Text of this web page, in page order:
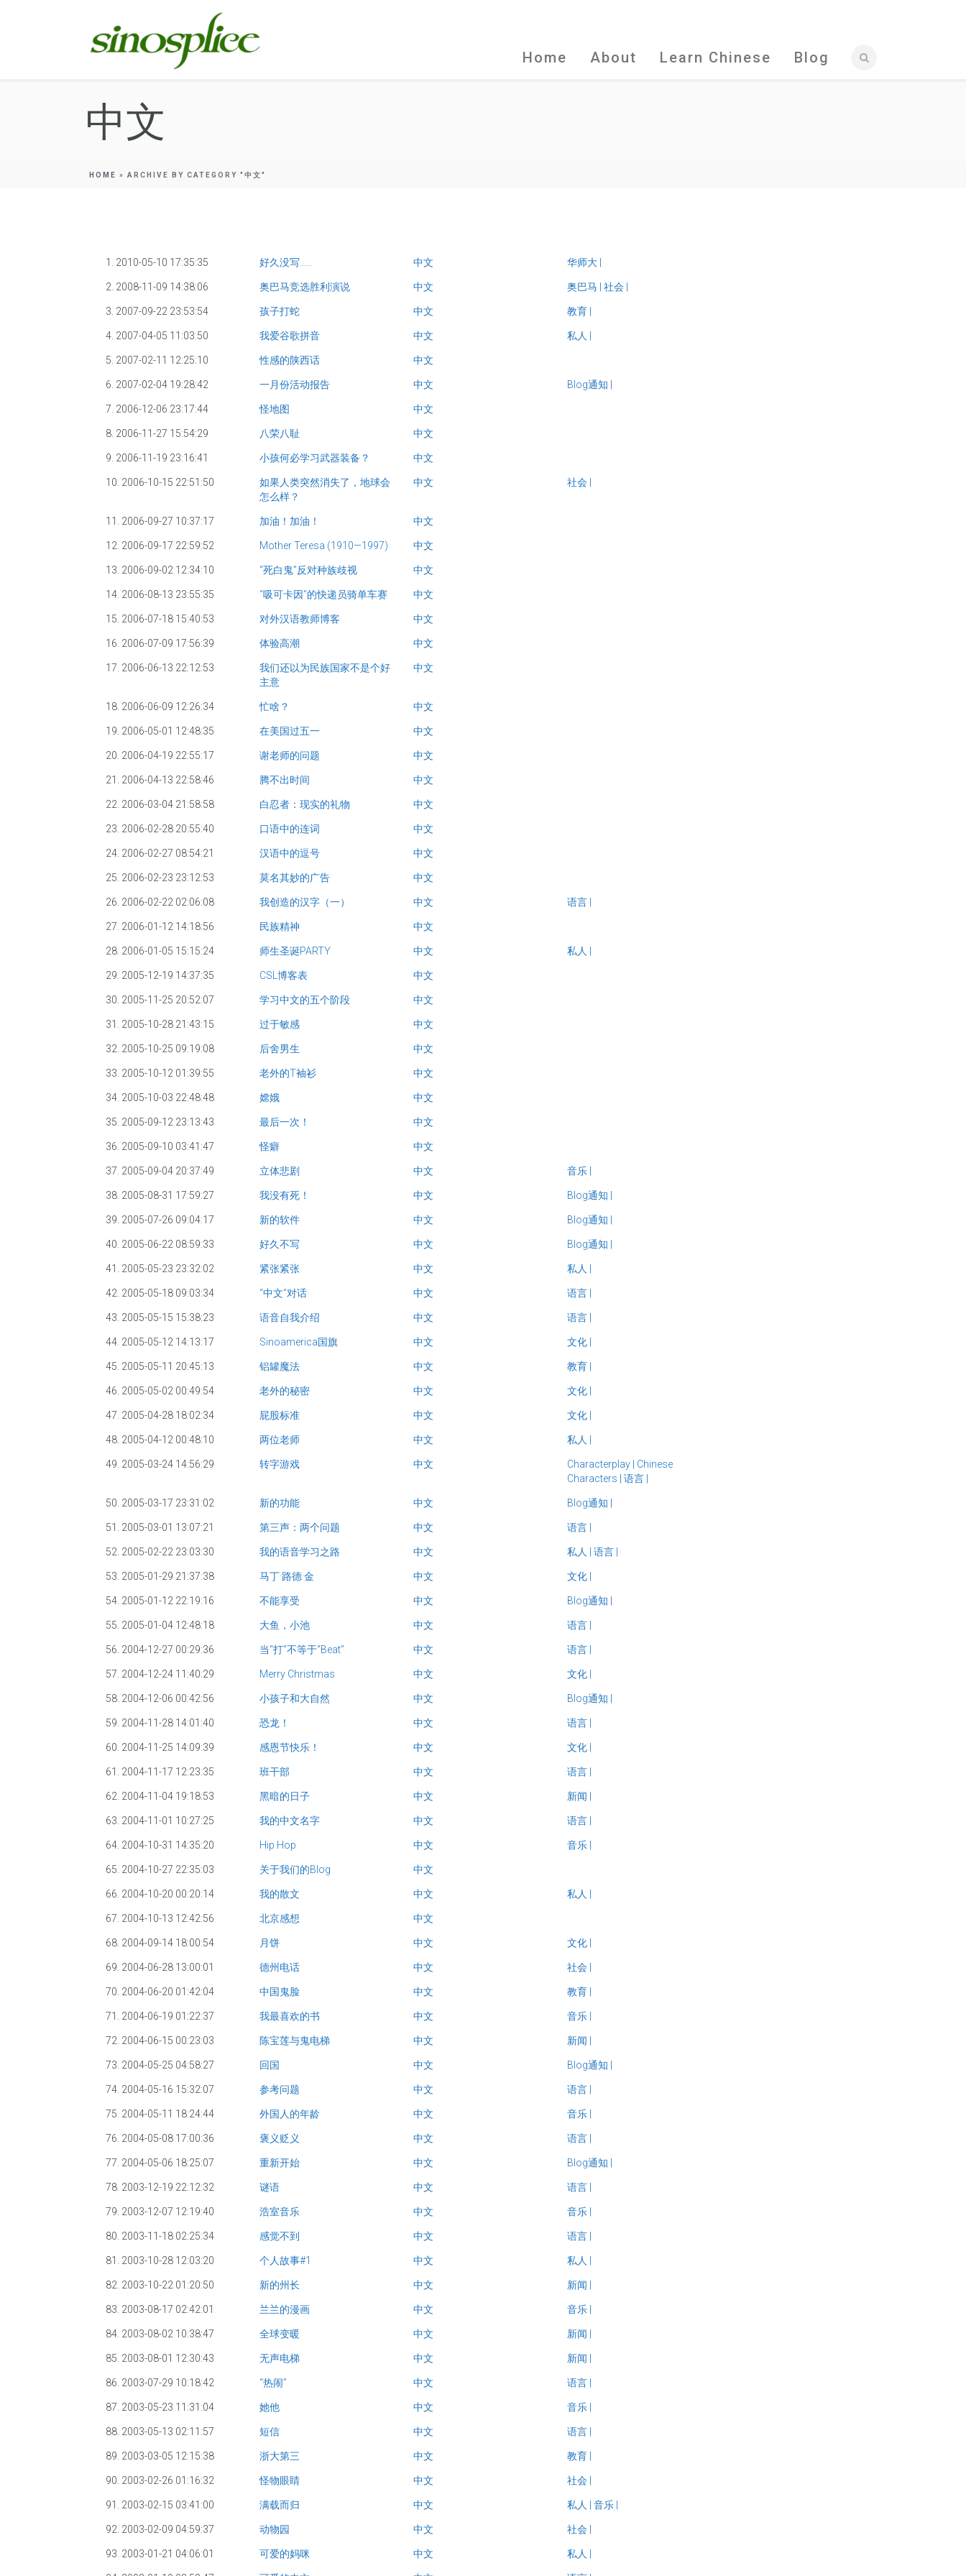
Home About Learn Chinese Blog
中文
HOME » ARCHIVE BY CATEGORY "中文"
1. 2010-05-10 17:35:35 好久没写…… 中文 华师大
2. 2008-11-09 14:38:06 奥巴马竞选胜利演说 中文 奥巴马 社会
3. 2007-09-22 23:53:54 孩子打蛇 中文 教育
4. 2007-04-05 11:03:50 我爱谷歌拼音 中文 私人
5. 2007-02-11 12:25:10 性感的陕西话 中文
6. 2007-02-04 19:28:42 一月份活动报告 中文 Blog通知
7. 2006-12-06 23:17:44 怪地图 中文
8. 2006-11-27 15:54:29 八荣八耻 中文
9. 2006-11-19 23:16:41 小孩何必学习武器装备？ 中文
10. 2006-10-15 22:51:50
如果人类突然消失了，地球会
怎么样？
中文 社会
11. 2006-09-27 10:37:17 加油！加油！ 中文
12. 2006-09-17 22:59:52 Mother Teresa (1910—1997) 中文
13. 2006-09-02 12:34:10 “死白鬼”反对种族歧视 中文
14. 2006-08-13 23:55:35 “吸可卡因”的快递员骑单车赛 中文
15. 2006-07-18 15:40:53 对外汉语教师博客 中文
16. 2006-07-09 17:56:39 体验高潮 中文
17. 2006-06-13 22:12:53
我们还以为民族国家不是个好
主意
中文
18. 2006-06-09 12:26:34 忙啥？ 中文
19. 2006-05-01 12:48:35 在美国过五一 中文
20. 2006-04-19 22:55:17 谢老师的问题 中文
21. 2006-04-13 22:58:46 腾不出时间 中文
22. 2006-03-04 21:58:58 白忍者：现实的礼物 中文
23. 2006-02-28 20:55:40 口语中的连词 中文
24. 2006-02-27 08:54:21 汉语中的逗号 中文
25. 2006-02-23 23:12:53 莫名其妙的广告 中文
26. 2006-02-22 02:06:08 我创造的汉字（一） 中文 语言
27. 2006-01-12 14:18:56 民族精神 中文
28. 2006-01-05 15:15:24 师生圣诞PARTY 中文 私人
29. 2005-12-19 14:37:35 CSL博客表 中文
30. 2005-11-25 20:52:07 学习中文的五个阶段 中文
31. 2005-10-28 21:43:15 过于敏感 中文
32. 2005-10-25 09:19:08 后舍男生 中文
33. 2005-10-12 01:39:55 老外的T袖衫 中文
34. 2005-10-03 22:48:48 嫦娥 中文
35. 2005-09-12 23:13:43 最后一次！ 中文
36. 2005-09-10 03:41:47 怪癖 中文
37. 2005-09-04 20:37:49 立体悲剧 中文 音乐
38. 2005-08-31 17:59:27 我没有死！ 中文 Blog通知
39. 2005-07-26 09:04:17 新的软件 中文 Blog通知
40. 2005-06-22 08:59:33 好久不写 中文 Blog通知
41. 2005-05-23 23:32:02 紧张紧张 中文 私人
42. 2005-05-18 09:03:34 “中文”对话 中文 语言
43. 2005-05-15 15:38:23 语音自我介绍 中文 语言
44. 2005-05-12 14:13:17 Sinoamerica国旗 中文 文化
45. 2005-05-11 20:45:13 铝罐魔法 中文 教育
46. 2005-05-02 00:49:54 老外的秘密 中文 文化
47. 2005-04-28 18:02:34 屁股标准 中文 文化
48. 2005-04-12 00:48:10 两位老师 中文 私人
49. 2005-03-24 14:56:29 转字游戏 中文 Characterplay
Chinese
Characters
语言
50. 2005-03-17 23:31:02 新的功能 中文 Blog通知
51. 2005-03-01 13:07:21 第三声：两个问题 中文 语言
52. 2005-02-22 23:03:30 我的语音学习之路 中文 私人 语言
53. 2005-01-29 21:37:38 马丁·路德·金 中文 文化
54. 2005-01-12 22:19:16 不能享受 中文 Blog通知
55. 2005-01-04 12:48:18 大鱼，小池 中文 语言
56. 2004-12-27 00:29:36 当“打”不等于“beat” 中文 语言
57. 2004-12-24 11:40:29 Merry Christmas 中文 文化
58. 2004-12-06 00:42:56 小孩子和大自然 中文 Blog通知
59. 2004-11-28 14:01:40 恐龙！ 中文 语言
60. 2004-11-25 14:09:39 感恩节快乐！ 中文 文化
61. 2004-11-17 12:23:35 班干部 中文 语言
62. 2004-11-04 19:18:53 黑暗的日子 中文 新闻
63. 2004-11-01 10:27:25 我的中文名字 中文 语言
64. 2004-10-31 14:35:20 Hip Hop 中文 音乐
65. 2004-10-27 22:35:03 关于我们的blog 中文
66. 2004-10-20 00:20:14 我的散文 中文 私人
67. 2004-10-13 12:42:56 北京感想 中文
68. 2004-09-14 18:00:54 月饼 中文 文化
69. 2004-06-28 13:00:01 德州电话 中文 社会
70. 2004-06-20 01:42:04 中国鬼脸 中文 教育
71. 2004-06-19 01:22:37 我最喜欢的书 中文 音乐
72. 2004-06-15 00:23:03 陈宝莲与鬼电梯 中文 新闻
73. 2004-05-25 04:58:27 回国 中文 Blog通知
74. 2004-05-16 15:32:07 参考问题 中文 语言
75. 2004-05-11 18:24:44 外国人的年龄 中文 音乐
76. 2004-05-08 17:00:36 褒义贬义 中文 语言
77. 2004-05-06 18:25:07 重新开始 中文 Blog通知
78. 2003-12-19 22:12:32 谜语 中文 语言
79. 2003-12-07 12:19:40 浩室音乐 中文 音乐
80. 2003-11-18 02:25:34 感觉不到 中文 语言
81. 2003-10-28 12:03:20 个人故事#1 中文 私人
82. 2003-10-22 01:20:50 新的州长 中文 新闻
83. 2003-08-17 02:42:01 兰兰的漫画 中文 音乐
84. 2003-08-02 10:38:47 全球变暖 中文 新闻
85. 2003-08-01 12:30:43 无声电梯 中文 新闻
86. 2003-07-29 10:18:42 “热闹” 中文 语言
87. 2003-05-23 11:31:04 她他 中文 音乐
88. 2003-05-13 02:11:57 短信 中文 语言
89. 2003-03-05 12:15:38 浙大第三 中文 教育
90. 2003-02-26 01:16:32 怪物眼睛 中文 社会
91. 2003-02-15 03:41:00 满载而归 中文 私人 音乐
92. 2003-02-09 04:59:37 动物园 中文 社会
93. 2003-01-21 04:06:01 可爱的妈咪 中文 私人